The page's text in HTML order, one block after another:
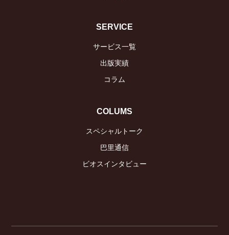
SERVICE
サービス一覧
出版実績
コラム
COLUMS
スペシャルトーク
巴里通信
ビオスインタビュー